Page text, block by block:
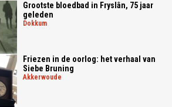
Grootste bloedbad in Fryslân, 75 jaar
geleden
dokkum
Friezen in de oorlog: het verhaal van
Siebe Bruning
akkerwoude